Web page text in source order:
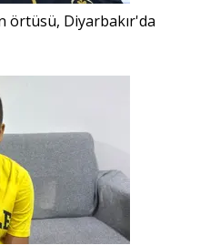
örtüsü, Diyarbakır'da